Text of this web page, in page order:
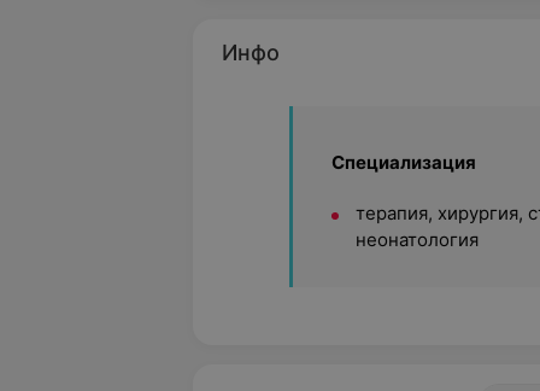
Инфо
Специализация
терапия, хирургия,
неонатология